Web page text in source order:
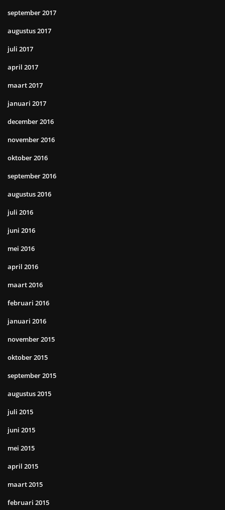
september 2017
augustus 2017
juli 2017
april 2017
maart 2017
januari 2017
december 2016
november 2016
oktober 2016
september 2016
augustus 2016
juli 2016
juni 2016
mei 2016
april 2016
maart 2016
februari 2016
januari 2016
november 2015
oktober 2015
september 2015
augustus 2015
juli 2015
juni 2015
mei 2015
april 2015
maart 2015
februari 2015